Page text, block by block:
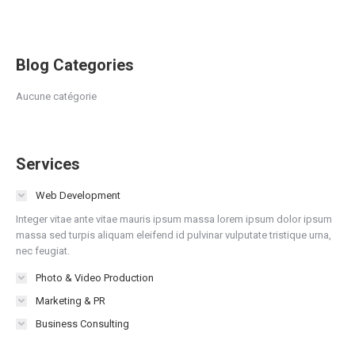
Blog Categories
Aucune catégorie
Services
Web Development
Integer vitae ante vitae mauris ipsum massa lorem ipsum dolor ipsum
massa sed turpis aliquam eleifend id pulvinar vulputate tristique urna,
nec feugiat.
Photo & Video Production
Marketing & PR
Business Consulting